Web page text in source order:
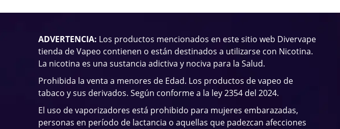
ADVERTENCIA: Los productos mencionados en este sitio web Divervape
tienda de Vapeo contienen o están destinados a utilizarse con Nicotina.
La nicotina es una sustancia adictiva y nociva para la Salud.
Prohibida la venta a menores de Edad. Los productos de vapeo de
tabaco y sus derivados. Según conforme a la ley 2354 del 2024.
El uso de vaporizadores está prohibido para mujeres embarazadas,
personas en período de lactancia o aquellas que padezcan afecciones